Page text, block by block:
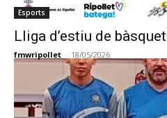
Esports
Lliga d’estiu de
fmwripollet - 18/05/2026